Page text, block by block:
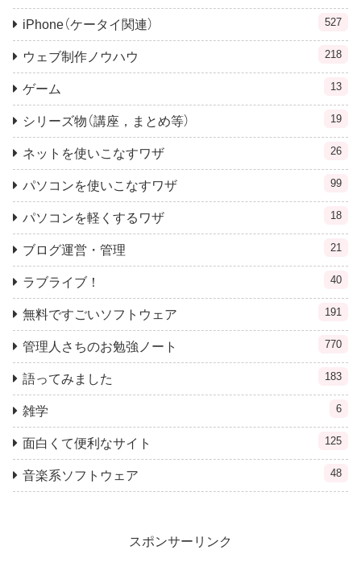
iPhone（ケータイ関連） 527
ウェブ制作ノウハウ 218
ゲーム 13
シリーズ物（講座，まとめ等） 19
ネットを使いこなすワザ 26
パソコンを使いこなすワザ 99
パソコンを軽くするワザ 18
ブログ運営・管理 21
ラブライブ！ 40
無料ですごいソフトウェア 191
管理人さちのお勉強ノート 770
語ってみました 183
雑学 6
面白くて便利なサイト 125
音楽系ソフトウェア 48
スポンサーリンク